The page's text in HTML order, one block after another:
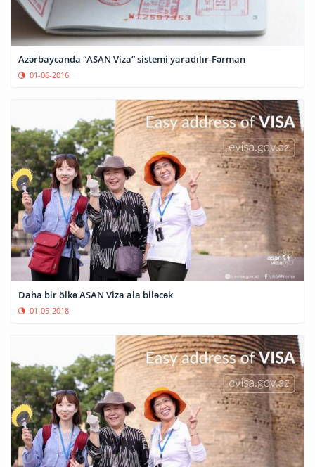
Azərbaycanda “ASAN Viza” sistemi yaradılır-Fərman
01-06-2016
Daha bir ölkə ASAN Viza ala biləcək
01-05-2018